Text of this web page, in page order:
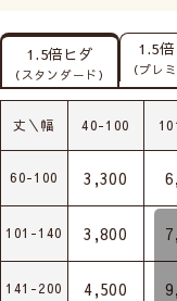
1.5倍ヒダ
（スタンダード）
1.5
（プレ
丈＼幅 40-100
60-100 3,300
101-140 3,800
141-200 4,500